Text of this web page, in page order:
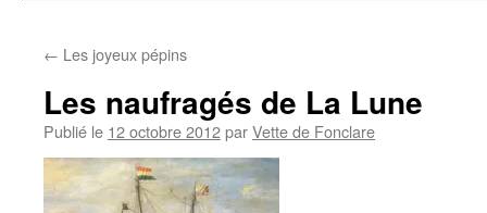
← Les joyeux pépins
Les naufragés de La Lune
Publié le 12 octobre 2012parVette de Fonclare